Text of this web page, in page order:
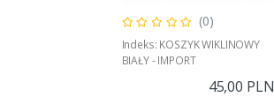
(0)
Indeks: KOSZYK WIKLINOWY
BIAŁY - IMPORT
45,00 PLN